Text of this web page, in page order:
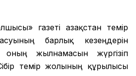
газеті Қазақстан темір
барлық кезеңдерін
жылнамасын жүргізіп
темір жолының құрылысы